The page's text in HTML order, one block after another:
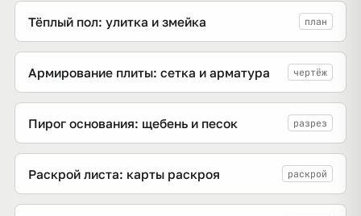
Тёплый пол: улитка и змейка план
Армирование плиты: сетка и арматура чертёж
Пирог основания: щебень и песок разрез
Раскрой листа: карты раскроя раскрой